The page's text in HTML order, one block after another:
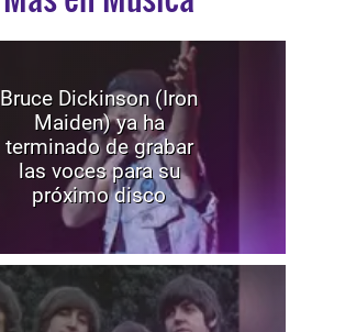
Bruce Dickinson (Iron
Maiden) ya ha
terminado de grabar
las voces para su
próximo disco